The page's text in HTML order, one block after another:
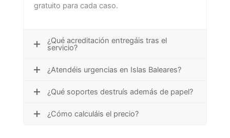
gratuito para cada caso.
¿Qué acreditación entregáis tras el
servicio?
¿Atendéis urgencias en Islas Baleares?
¿Qué soportes destruís además de papel?
¿Cómo calculáis el precio?